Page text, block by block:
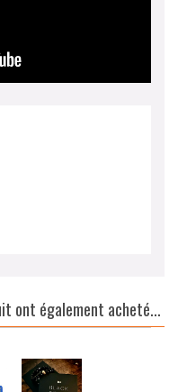
ont également acheté...